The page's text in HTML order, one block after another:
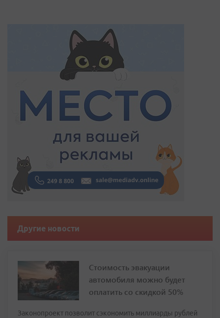
Другие новости
Стоимость эвакуации
автомобиля можно будет
оплатить со скидкой 50%
Законопроект позволит сэкономить миллиарды рублей